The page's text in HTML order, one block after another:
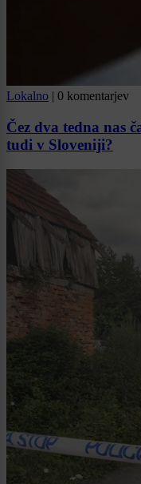
Lokalno | 0 komentarjev
Čez dva tedna nas
tudi v Sloveniji?